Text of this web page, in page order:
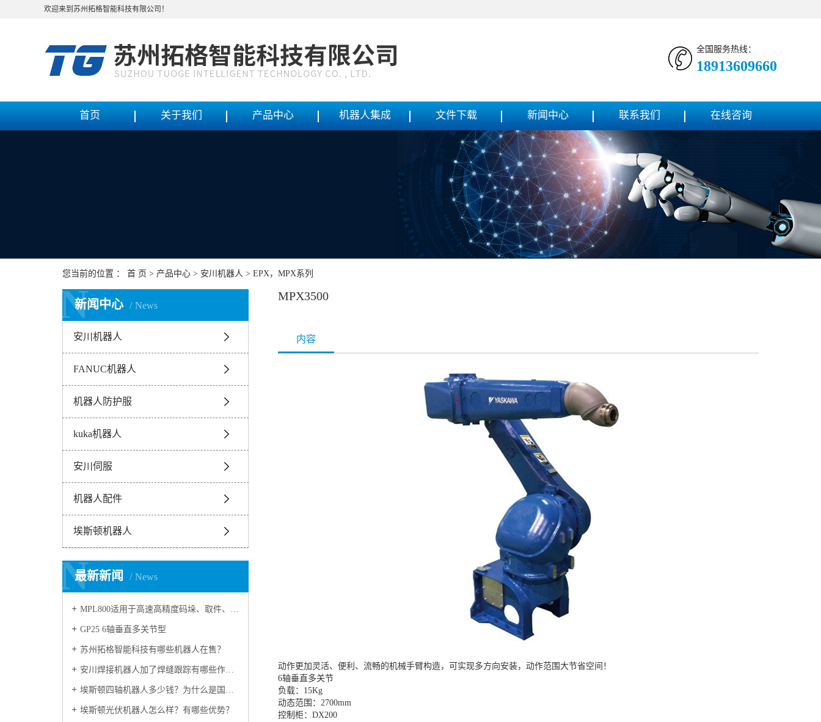
欢迎来到苏州拓格智能科技有限公司！
全国服务热线：
18913609660
首页 关于我们 产品中心 机器人集成 文件下载 新闻中心 联系我们 在线咨询
您当前的位置 ： 首 页 > 产品中心 > 安川机器人 > EPX，MPX系列
新闻中心 News
N
N
安川机器人
FANUC机器人
机器人防护服
kuka机器人
安川伺服
机器人配件
埃斯顿机器人
最新新闻 News
N
N
MPL800适用于高速高精度码垛、取件、 包装的多功能工业用机器人
GP25 6轴垂直多关节型
苏州拓格智能科技有哪些机器人在售？
安川焊接机器人加了焊缝跟踪有哪些作用？
埃斯顿四轴机器人多少钱？为什么是国产机器人冠军？
埃斯顿光伏机器人怎么样？有哪些优势？
MPX3500
内容
动作更加灵活、便利、流畅的机械手臂构造，可实现多方向安装，动作范围大节省空间！
6轴垂直多关节
负载：15Kg
动态范围：2700mm
控制柜：DX200